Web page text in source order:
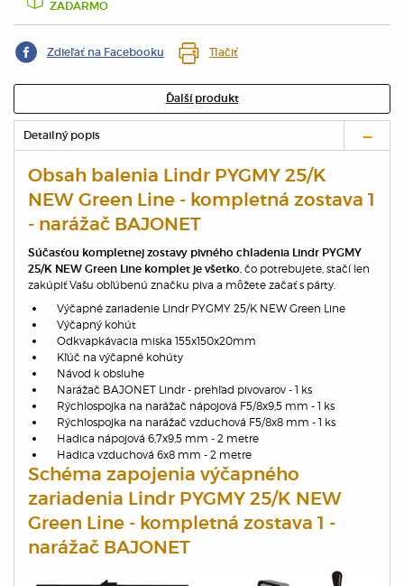
ZADARMO
Zdieľať na Facebooku Tlačiť
Ďalší produkt
Detailný popis
Obsah balenia Lindr PYGMY 25/K
NEW Green Line - kompletná zostava 1
- narážač BAJONET
Súčasťou kompletnej zostavy pivného chladenia Lindr PYGMY
25/K NEW Green Line komplet je všetko, čo potrebujete, stačí len
zakúpiť Vašu obľúbenú značku piva a môžete začať s párty.
Výčapné zariadenie Lindr PYGMY 25/K NEW Green Line
Výčapný kohút
Odkvapkávacia miska 155x150x20mm
Kľúč na výčapné kohúty
Návod k obsluhe
Narážač BAJONET Lindr - prehľad pivovarov - 1 ks
Rýchlospojka na narážač nápojová F5/8x9,5 mm - 1 ks
Rýchlospojka na narážač vzduchová F5/8x8 mm - 1 ks
Hadica nápojová 6,7x9,5 mm - 2 metre
Hadica vzduchová 6x8 mm - 2 metre
Schéma zapojenia výčapného
zariadenia Lindr PYGMY 25/K NEW
Green Line - kompletná zostava 1 -
narážač BAJONET